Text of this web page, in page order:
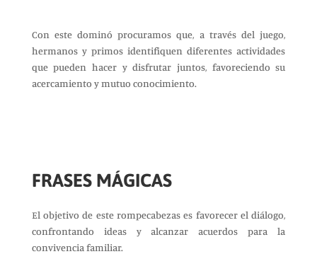
Con este dominó procuramos que, a través del juego,
hermanos y primos identifiquen diferentes actividades
que pueden hacer y disfrutar juntos, favoreciendo su
acercamiento y mutuo conocimiento.
FRASES MÁGICAS
El objetivo de este rompecabezas es favorecer el diálogo,
confrontando ideas y alcanzar acuerdos para la
convivencia familiar.